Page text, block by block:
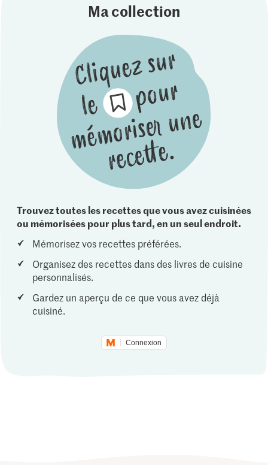
Ma collection
Trouvez toutes les recettes que vous avez cuisinées
ou mémorisées pour plus tard, en un seul endroit.
Mémorisez vos recettes préférées.
Organisez des recettes dans des livres de cuisine
personnalisés.
Gardez un aperçu de ce que vous avez déjà
cuisiné.
Connexion